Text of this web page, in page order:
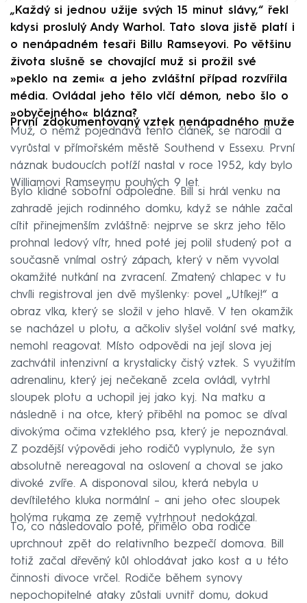
„Každý si jednou užije svých 15 minut slávy,“ řekl
kdysi proslulý Andy Warhol. Tato slova jistě platí i
o nenápadném tesaři Billu Ramseyovi. Po většinu
života slušně se chovající muž si prožil své
»peklo na zemi« a jeho zvláštní případ rozvířila
média. Ovládal jeho tělo vlčí démon, nebo šlo o
»obyčejného« blázna?
První zdokumentovaný vztek nenápadného muže
Muž, o němž pojednává tento článek, se narodil a
vyrůstal v přímořském městě Southend v Essexu. První
náznak budoucích potíží nastal v roce 1952, kdy bylo
Williamovi Ramseymu pouhých 9 let.
Bylo klidné sobotní odpoledne. Bill si hrál venku na
zahradě jejich rodinného domku, když se náhle začal
cítit přinejmenším zvláštně: nejprve se skrz jeho tělo
prohnal ledový vítr, hned poté jej polil studený pot a
současně vnímal ostrý zápach, který v něm vyvolal
okamžité nutkání na zvracení. Zmatený chlapec v tu
chvíli registroval jen dvě myšlenky: povel „Utíkej!“ a
obraz vlka, který se složil v jeho hlavě. V ten okamžik
se nacházel u plotu, a ačkoliv slyšel volání své matky,
nemohl reagovat. Místo odpovědi na její slova jej
zachvátil intenzivní a krystalicky čistý vztek. S využitím
adrenalinu, který jej nečekaně zcela ovládl, vytrhl
sloupek plotu a uchopil jej jako kyj. Na matku a
následně i na otce, který přiběhl na pomoc se díval
divokýma očima vzteklého psa, který je nepoznával.
Z pozdější výpovědi jeho rodičů vyplynulo, že syn
absolutně nereagoval na oslovení a choval se jako
divoké zvíře. A disponoval silou, která nebyla u
devítiletého kluka normální – ani jeho otec sloupek
holýma rukama ze země vytrhnout nedokázal.
To, co následovalo poté, přimělo oba rodiče
uprchnout zpět do relativního bezpečí domova. Bill
totiž začal dřevěný kůl ohlodávat jako kost a u této
činnosti divoce vrčel. Rodiče během synovy
nepochopitelné ataky zůstali uvnitř domu, dokud